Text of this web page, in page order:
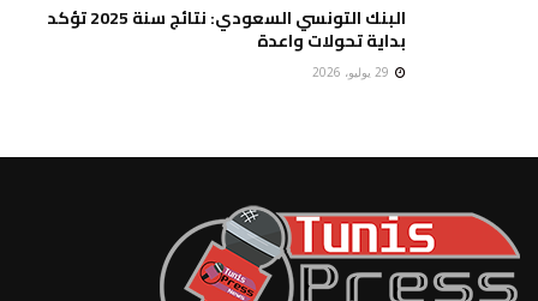
البنك التونسي السعودي: نتائج سنة 2025 تؤكد
بداية تحولات واعدة